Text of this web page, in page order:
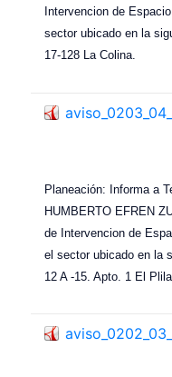
Intervencion de
sector ubicado en la
17-128 La Colina.
Planeación: Informa a
HUMBERTO EFREN
de Intervencion de
el sector ubicado en la
12 A -15. Apto. 1 El